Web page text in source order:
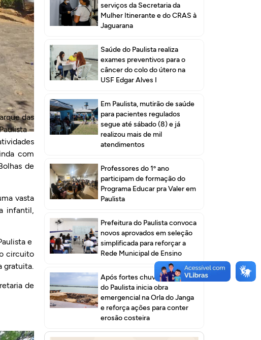
das
–
com
de
vasta
infantil,
e
circuito
gratuita.
de
serviços da Secretaria da
Mulher Itinerante e do CRAS à
Jaguarana
Saúde do Paulista realiza
exames preventivos para o
câncer do colo do útero na
USF Edgar Alves I
Em Paulista, mutirão de saúde
para pacientes regulados
segue até sábado (8) e já
realizou mais de mil
atendimentos
Professores do 1º ano
participam de formação do
Programa Educar pra Valer em
Paulista
Prefeitura do Paulista convoca
novos aprovados em seleção
simplificada para reforçar a
Rede Municipal de Ensino
Após fortes chuvas, Prefeitura
do Paulista inicia obra
emergencial na Orla do Janga
e reforça ações para conter
erosão costeira